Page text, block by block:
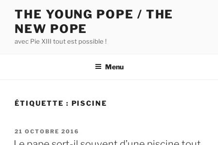
contenu
principal
THE YOUNG POPE / THE
NEW POPE
avec Pie XIII tout est possible !
Menu
ÉTIQUETTE : PISCINE
PUBLIÉ
LE
21 OCTOBRE 2016